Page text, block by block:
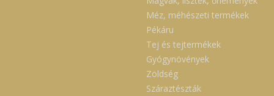
Méz, méhészeti termékek
Pékáru
Tej és tejtermékek
Gyógynövények
Zöldség
Száraztészták